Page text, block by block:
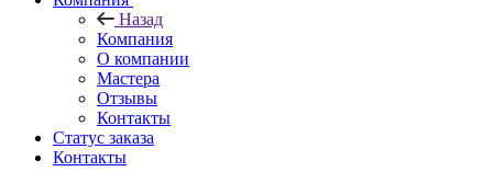
Назад
Компания
О компании
Мастера
Отзывы
Контакты
Статус заказа
Контакты